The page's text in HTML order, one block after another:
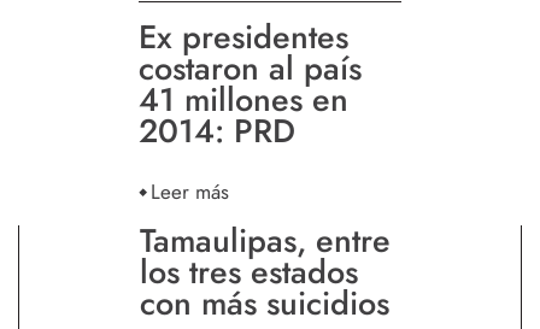
Ex presidentes
costaron al país
41 millones en
2014: PRD
Leer más
Tamaulipas, entre
los tres estados
con más suicidios